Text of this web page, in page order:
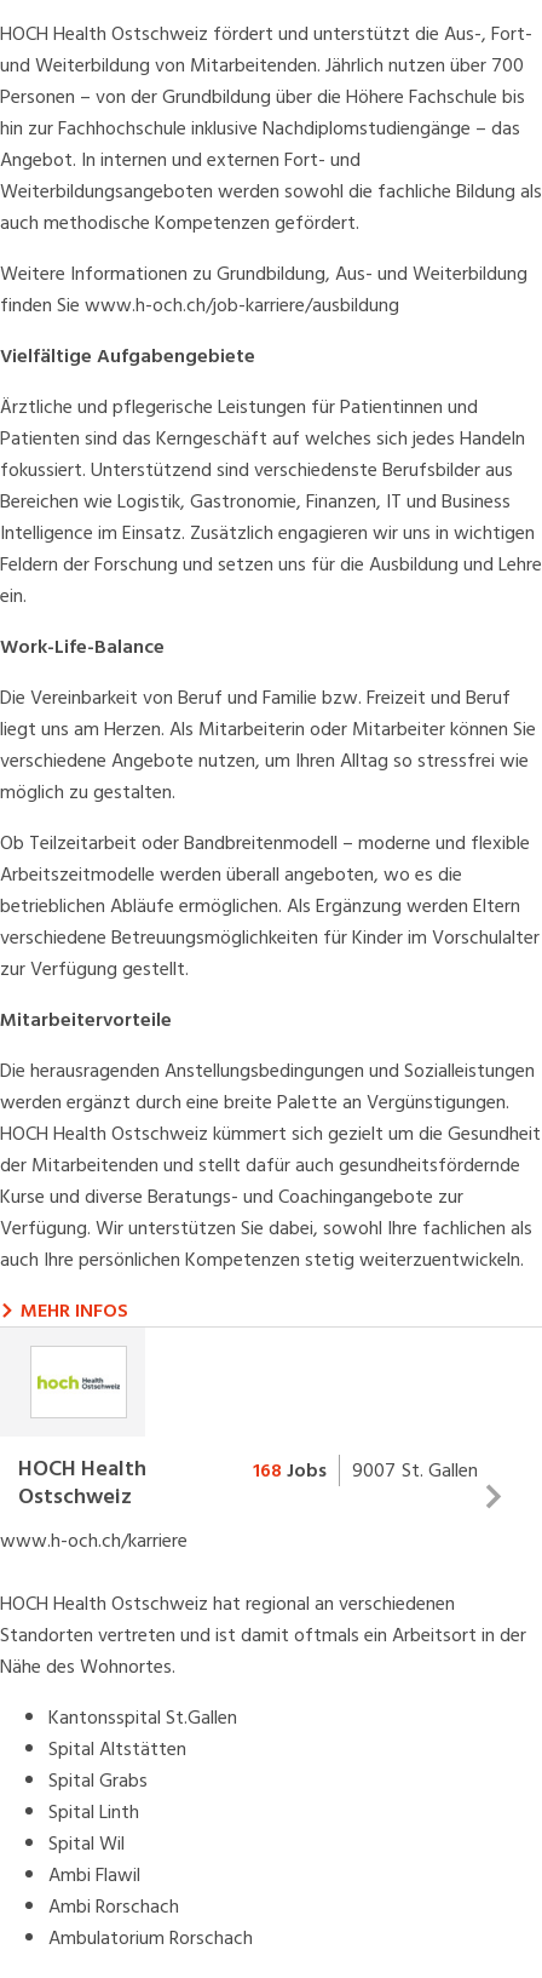
HOCH Health Ostschweiz fördert und unterstützt die Aus-, Fort-
und Weiterbildung von Mitarbeitenden. Jährlich nutzen über 700
Personen – von der Grundbildung über die Höhere Fachschule bis
hin zur Fachhochschule inklusive Nachdiplomstudiengänge – das
Angebot. In internen und externen Fort- und
Weiterbildungsangeboten werden sowohl die fachliche Bildung als
auch methodische Kompetenzen gefördert.
Weitere Informationen zu Grundbildung, Aus- und Weiterbildung
finden Siewww.h-och.ch/job-karriere/ausbildung
Vielfältige Aufgabengebiete
Ärztliche und pflegerische Leistungen für Patientinnen und
Patienten sind das Kerngeschäft auf welches sich jedes Handeln
fokussiert. Unterstützend sind verschiedenste Berufsbilder aus
Bereichen wie Logistik, Gastronomie, Finanzen, IT und Business
Intelligence im Einsatz. Zusätzlich engagieren wir uns in wichtigen
Feldern der Forschung und setzen uns für die Ausbildung und Lehre
ein.
Work-Life-Balance
Die Vereinbarkeit von Beruf und Familie bzw. Freizeit und Beruf
liegt uns am Herzen. Als Mitarbeiterin oder Mitarbeiter können Sie
verschiedene Angebote nutzen, um Ihren Alltag so stressfrei wie
möglich zu gestalten.
Ob Teilzeitarbeit oder Bandbreitenmodell – moderne und flexible
Arbeitszeitmodelle werden überall angeboten, wo es die
betrieblichen Abläufe ermöglichen. Als Ergänzung werden Eltern
verschiedene Betreuungsmöglichkeiten für Kinder im Vorschulalter
zur Verfügung gestellt.
Mitarbeitervorteile
Die herausragenden Anstellungsbedingungen und Sozialleistungen
werden ergänzt durch eine breite Palette an Vergünstigungen.
HOCH Health Ostschweiz kümmert sich gezielt um die Gesundheit
der Mitarbeitenden und stellt dafür auch gesundheitsfördernde
Kurse und diverse Beratungs- und Coachingangebote zur
Verfügung. Wir unterstützen Sie dabei, sowohl Ihre fachlichen als
auch Ihre persönlichen Kompetenzen stetig weiterzuentwickeln.
MEHR INFOS
HOCH Health
Ostschweiz
168Jobs 9007 St. Gallen
Gesundheitsversorgung ist unser Beruf und unsere
Als grösste Arbeitgeberin der Ostschweiz verpflichten wir uns,
unseren Mitarbeitenden ein vielseitiges Arbeitsumfeld zu bieten.
Indem wir individuelle Entwicklung fördern, leisten wir aktiv einen
Beitrag für die Zukunft der Medizin. Wir setzen auf Teamgeist,
interdisziplinäre Zusammenarbeit und innovative Lösungen.
Wenn Sie eine begeisterungsfähige, lösungsorientierte und
initiative Persönlichkeit sind, finden Sie bei HOCH Health
Ostschweiz die idealen Voraussetzungen Ihre berufliche Zukunft
zu gestalten. Informieren Sie sich über die Möglichkeiten unter
www.h-och.ch/karriere
HOCH Health Ostschweiz hat regional an verschiedenen
Standorten vertreten und ist damit oftmals ein Arbeitsort in der
Nähe des Wohnortes.
Kantonsspital St.Gallen
Spital Altstätten
Spital Grabs
Spital Linth
Spital Wil
Ambi Flawil
Ambi Rorschach
Ambulatorium Rorschach